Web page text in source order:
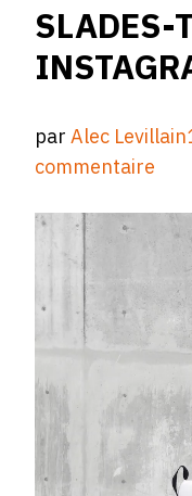
SLADES-
parAlec Levillain
commentaire
14-
Lecteur
vidéo